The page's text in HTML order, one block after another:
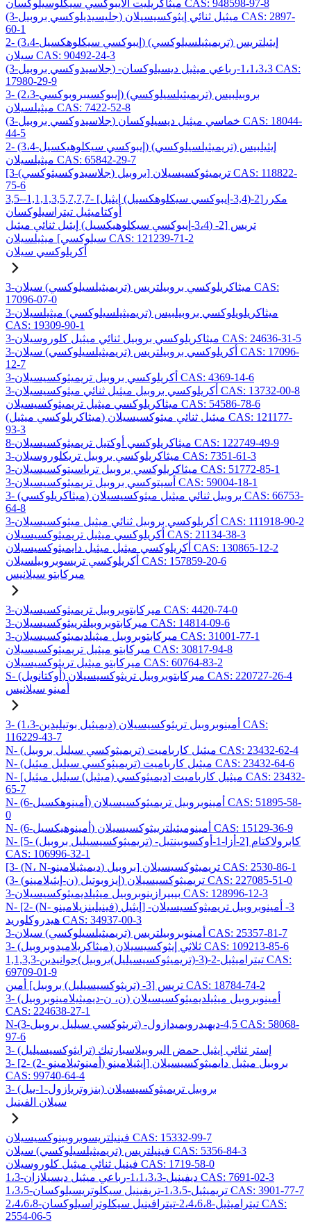
ميثاكريليت الايبوكسي سيكلوسيلوكسان CAS: 948598-97-8
(3-جليسيديلوكسي بروبيل) ميثيل ثنائي إيثوكسيسيلان CAS: 2897-
60-1
2- (3،4-إيبوكسي سيكلوهكسيل) إيثيلتريس (تريميثيلسيلوكسي)
سيلان CAS: 90492-24-3
(3-جلاسيدوكسي بروبيل) -1،1،3،3-رباعي ميثيل ديسيلوكسان CAS:
17980-29-9
3- (2،3-إيبوكسيبروبوكسي) بروبيلبيس (تريميثيلسيلوكسي)
ميثيلسيلان CAS: 7422-52-8
(3-جلاسيدوكسي بروبيل) خماسي ميثيل ديسيلوكسان CAS: 18044-
44-5
2- (3،4-إيبوكسي سيكلوهيكسيل) إيثيلبيس (تريميثيلسيلوكسي)
ميثيلسيلان CAS: 65842-29-7
[3-(جلاسيدوكسيثوكسي) بروبيل] تريميثوكسيسيلان CAS: 118822-
75-6
3,5-مكرر[2-(3,4-إيبوكسي سيكلوهكسيل) إيثيل] -1,1,1,3,5,7,7,7-
أوكتاميثيل تيتراسيلوكسان
تريس [2- (3،4-إيبوكسي سيكلوهيكسيل) إيثيل ثنائي ميثيل
سيلوكسي] ميثيلسيلان CAS: 121239-71-2
أكريلوكسي سيلان
3-ميثاكريلوكسي بروبيلتريس (تريميثيلسيلوكسي) سيلان CAS:
17096-07-0
3-ميثاكريلويلوكسي بروبيلبيس (تريميثيلسيلوكسي) ميثيلسيلان
CAS: 19309-90-1
3-ميثاكريلوكسي بروبيل ثنائي ميثيل كلوروسيلان CAS: 24636-31-5
3-أكريلوكسي بروبيلتريس (تريميثيلسيلوكسي) سيلان CAS: 17096-
12-7
3-أكريلوكسي بروبيل تريميثوكسيسيلان CAS: 4369-14-6
3-أكريلوكسي بروبيل ميثيل ثنائي ميثوكسيسيلان CAS: 13732-00-8
ميثاكريلوكسي ميثيل تريميثوكسيسيلان CAS: 54586-78-6
(ميثاكريلوكسي ميثيل) ميثيل ثنائي ميثوكسيسيلان CAS: 121177-
93-3
8-ميثاكريلوكسي أوكتيل تريميثوكسيسيلان CAS: 122749-49-9
3-ميثاكريلوكسي بروبيل تريكلوروسيلان CAS: 7351-61-3
3-ميثاكريلوكسي بروبيل ترياسيتوكسيسيلان CAS: 51772-85-1
3-أسيتوكسي بروبيل تريميثوكسيسيلان CAS: 59004-18-1
3- (ميثاكريلوكسي) بروبيل ثنائي ميثيل ميثوكسيسيلان CAS: 66753-
64-8
3-أكريلوكسي بروبيل ثنائي ميثيل ميثوكسيسيلان CAS: 111918-90-2
أكريلوكسي ميثيل تريميثوكسيسيلان CAS: 21134-38-3
أكريلوكسي ميثيل ميثيل دايميثوكسيسيلان CAS: 130865-12-2
أكريلوكسي تريسوبروبيلسيلان CAS: 157859-20-6
ميركابتو سيلانيس
3-ميركابتوبروبيل تريميثوكسيسيلان CAS: 4420-74-0
3-ميركابتوبروبيلترييثوكسيسيلان CAS: 14814-09-6
3-ميركابتوبروبيل ميثيلديميثوكسيسيلان CAS: 31001-77-1
ميركابتو ميثيل تريميثوكسيسيلان CAS: 30817-94-8
ميركابتو ميثيل تريثوكسيسيلان CAS: 60764-83-2
S- (أوكتانويل) ميركابتوبروبيل تريثوكسيسيلان CAS: 220727-26-4
أمينو سيلانيس
3- (1،3-ديميثيل بوتيليدين) أمينوبروبيل تريثوكسيسيلان CAS:
116229-43-7
N- (تريميثوكسي سيليل بروبيل) ميثيل كارباميت CAS: 23432-62-4
N- (تريميثوكسي سيليل ميثيل) ميثيل كارباميت CAS: 23432-64-6
N- [ديميثوكسي (ميثيل) سيليل ميثيل] ميثيل كارباميت CAS: 23432-
65-7
N- (6-أمينوهكسيل) أمينوبروبيل تريميثوكسيسيلان CAS: 51895-58-
0
N- (6-أمينوهيكسيل) أمينوميثيلترييثوكسيسيلان CAS: 15129-36-9
N- [5- (تريميثوكسيسيليل بروبيل) -2-أزا-1-أوكسوبينتيل] كابرولاكتام
CAS: 106996-32-1
[3- (N، N-ديميثيلامينو) بروبيل] تريميثوكسيسيلان CAS: 2530-86-1
(3- (ن-إيثيلامينو) إيزوبوتيل) تريميثوكسيسيلان CAS: 227085-51-0
3-بيبيرازينوبروبيل ميثيلديميثوكسيسيلان CAS: 128996-12-3
N- [2- (N- فينيلبنزيلامينو) إيثيل] -3- أمينوبروبيل تريميثوكسيسيلان
هيدروكلوريد CAS: 34937-00-3
3-أمينوبروبيلتريس (تريميثيلسيلوكسي) سيلان CAS: 25357-81-7
3- (ميثاكريلاميدوبروبيل) ثلاثي إيثوكسيسيلان CAS: 109213-85-6
1,1,3,3-تيتراميثيل-2-(3-(تريميثوكسيسيليل)بروبيل)جوانيدين CAS:
69709-01-9
تريس [3- (تريثوكسيسيليل) بروبيل] أمين CAS: 18784-74-2
3- (ن، ن-ديميثيلامينوبروبيل) أمينوبروبيل ميثيلديميثوكسيسيلان
CAS: 224638-27-1
N-(3-تريثوكسي سيليل بروبيل) -4,5-ديهيدرويميدازول CAS: 58068-
97-6
3- (ترايثوكسيسيليل) إستر ثنائي إيثيل حمض البروبيلاسبارتيك
3- [2- (2- أمينوثيلامينو) إيثيلامينو] بروبيل ميثيل دايميثوكسيسيلان
CAS: 99740-64-4
3- (بنزوتريازول-1-ييل) بروبيل تريميثوكسيسيلان
سيلان الفينيل
فينيلتريسوبروبينوكسيسيلان CAS: 15332-99-7
فينيلتريس (تريميثيلسيلوكسي) سيلان CAS: 5356-84-3
فينيل ثنائي ميثيل كلوروسيلان CAS: 1719-58-0
1،3-ديفينيل-1،1،3،3-رباعي ميثيل ديسيلازان CAS: 7691-02-3
1،3،5-تريميثيل-1،3،5-تريفينيل سيكلوتريسيلوكسان CAS: 3901-77-7
2،4،6،8-تيتراميثيل-2،4،6،8-تيترافينيل سيكلوتراسيلوكسان CAS:
2554-06-5